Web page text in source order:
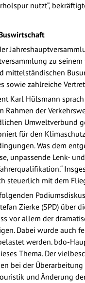
nutzt“,
zu
mittelständischen
sowie zahlreiche
Karl Hülsmann
Rahmen der
Umweltverbund
für den
Was dem
unpassende Lenk-
steuerlich mit dem
Zierke (SPD)
vor allem der
Dabei wurde auch
werden. bdo-
Thema. Der
bei der
und Änderung